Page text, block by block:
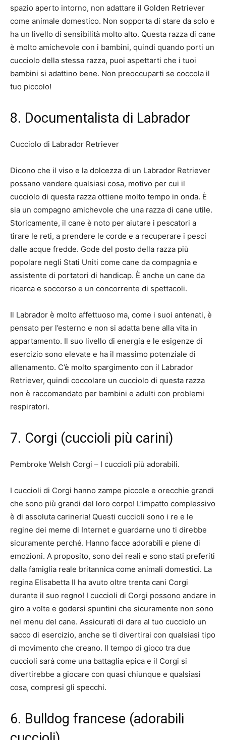
spazio aperto intorno, non adattare il Golden Retriever
come animale domestico. Non sopporta di stare da solo e
ha un livello di sensibilità molto alto. Questa razza di cane
è molto amichevole con i bambini, quindi quando porti un
cucciolo della stessa razza, puoi aspettarti che i tuoi
bambini si adattino bene. Non preoccuparti se coccola il
tuo piccolo!
8. Documentalista di Labrador
Cucciolo di Labrador Retriever
Dicono che il viso e la dolcezza di un Labrador Retriever
possano vendere qualsiasi cosa, motivo per cui il
cucciolo di questa razza ottiene molto tempo in onda. È
sia un compagno amichevole che una razza di cane utile.
Storicamente, il cane è noto per aiutare i pescatori a
tirare le reti, a prendere le corde e a recuperare i pesci
dalle acque fredde. Gode ​​del posto della razza più
popolare negli Stati Uniti come cane da compagnia e
assistente di portatori di handicap. È anche un cane da
ricerca e soccorso e un concorrente di spettacoli.
Il Labrador è molto affettuoso ma, come i suoi antenati, è
pensato per l’esterno e non si adatta bene alla vita in
appartamento. Il suo livello di energia e le esigenze di
esercizio sono elevate e ha il massimo potenziale di
allenamento. C’è molto spargimento con il Labrador
Retriever, quindi coccolare un cucciolo di questa razza
non è raccomandato per bambini e adulti con problemi
respiratori.
7. Corgi (cuccioli più carini)
Pembroke Welsh Corgi – I cuccioli più adorabili.
I cuccioli di Corgi hanno zampe piccole e orecchie grandi
che sono più grandi del loro corpo! L’impatto complessivo
è di assoluta carineria! Questi cuccioli sono i re e le
regine dei meme di Internet e guardarne uno ti direbbe
sicuramente perché. Hanno facce adorabili e piene di
emozioni. A proposito, sono dei reali e sono stati preferiti
dalla famiglia reale britannica come animali domestici. La
regina Elisabetta II ha avuto oltre trenta cani Corgi
durante il suo regno! I cuccioli di Corgi possono andare in
giro a volte e godersi spuntini che sicuramente non sono
nel menu del cane. Assicurati di dare al tuo cucciolo un
sacco di esercizio, anche se ti divertirai con qualsiasi tipo
di movimento che creano. Il tempo di gioco tra due
cuccioli sarà come una battaglia epica e il Corgi si
divertirebbe a giocare con quasi chiunque e qualsiasi
cosa, compresi gli specchi.
6. Bulldog francese (adorabili